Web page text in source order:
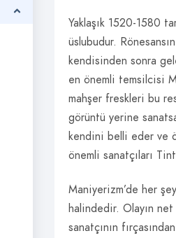
Yaklaşık 1520-1580
üslubudur.
kendisinden sonra
en önemli temsilcisi
mahşer freskleri bu
görüntü yerine
kendini belli eder ve
önemli sanatçıları
Maniyerizm’de her
halindedir. Olayın
sanatçının